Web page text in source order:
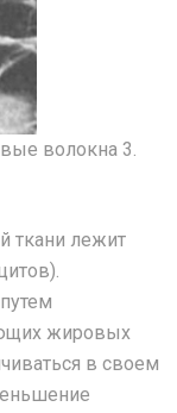
волокна 3.
ткани лежит
жировых
в своем